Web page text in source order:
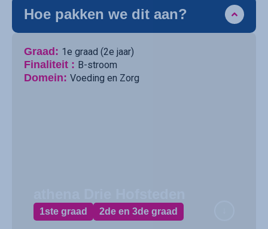
Hoe pakken we dit aan?
Graad: 1e graad (2e jaar)
Finaliteit : B-stroom
Domein: Voeding en Zorg
1ste graad 2de en 3de graad